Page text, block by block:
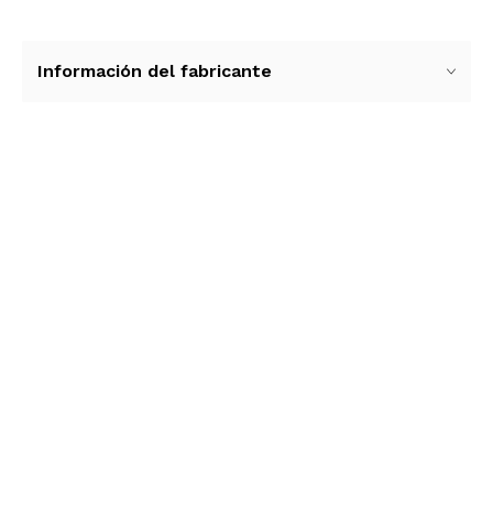
Información del fabricante